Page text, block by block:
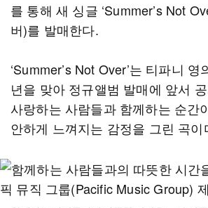
를 통해 새 싱글 ‘Summer’s Not
버)를 발매한다.
‘Summer’s Not Over’는 티파니
년을 맞아 정규앨범 발매에 앞서
사랑하는 사람들과 함께하는 순간
안하게 느껴지는 감정을 그린 곡이